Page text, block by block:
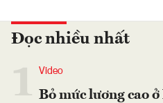
Đọc nhiều nhất
Video
Bỏ mức lương cao